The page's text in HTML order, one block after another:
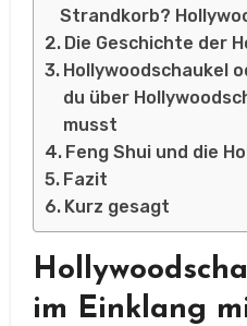
Strandkorb?
Die Geschichte der
Hollywoodschaukel
du über
musst
Feng Shui und die
Fazit
Kurz gesagt
im Einklang